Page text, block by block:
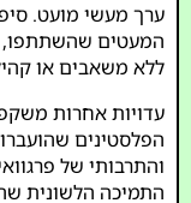
ערך מעשי מועט.
המעטים שהשתתפו,
ללא משאבים או
הפלסטינים
והתרבותי של
התמיכה הלשונית